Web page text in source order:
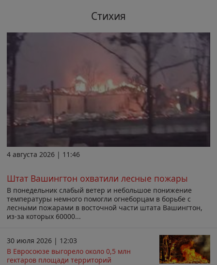
Стихия
4 августа 2026 | 11:46
Штат Вашингтон охватили лесные пожары
В понедельник слабый ветер и небольшое понижение
температуры немного помогли огнеборцам в борьбе с
лесными пожарами в восточной части штата Вашингтон,
из-за которых 60000...
30 июля 2026 | 12:03
В Евросоюзе выгорело около 0,5 млн
гектаров площади территорий